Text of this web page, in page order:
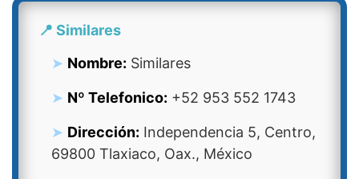
📍 Similares
Nombre: Similares
Nº Telefonico: +52 953 552 1743
Dirección: Independencia 5, Centro,
69800 Tlaxiaco, Oax., México